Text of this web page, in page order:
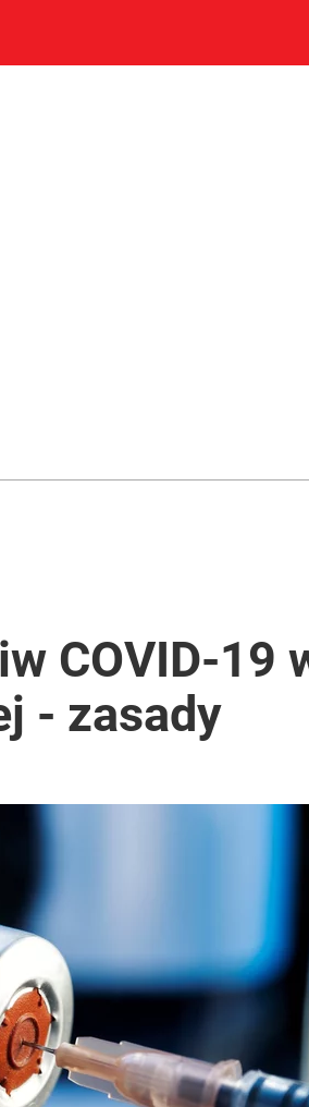
COVID-19
- zasady